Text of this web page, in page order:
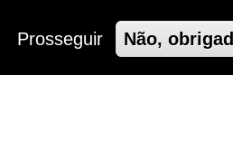
Prosseguir Não,